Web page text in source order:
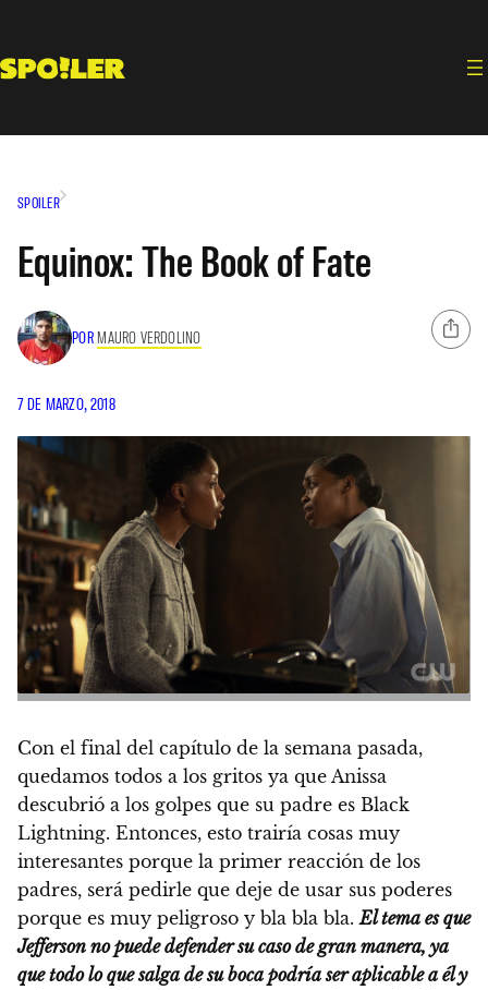
contenido
SPOILER
Equinox: The Book of Fate
POR MAURO VERDOLINO
7 DE MARZO, 2018
Con el final del capítulo de la semana pasada,
quedamos todos a los gritos ya que Anissa
descubrió a los golpes que su padre es Black
Lightning. Entonces, esto trairía cosas muy
interesantes porque la primer reacción de los
padres, será pedirle que deje de usar sus poderes
porque es muy peligroso y bla bla bla.El tema es que
Jefferson no puede defender su caso de gran manera, ya
que todo lo que salga de su boca podría ser aplicable a él y